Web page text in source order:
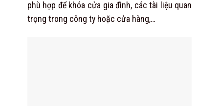
phù hợp để khóa cửa gia đình, các tài liệu quan
trọng trong công ty hoặc cửa hàng,…